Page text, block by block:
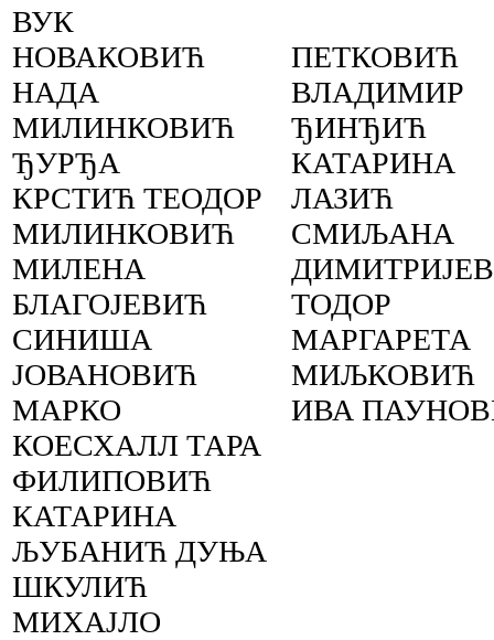
ВУК
НОВАКОВИЋ
НАДА
МИЛИНКОВИЋ
ЂУРЂА
КРСТИЋ ТЕОДОР
МИЛИНКОВИЋ
МИЛЕНА
БЛАГОЈЕВИЋ
СИНИША
ЈОВАНОВИЋ
МАРКО
КОЕСХАЛЛ ТАРА
ФИЛИПОВИЋ
КАТАРИНА
ЉУБАНИЋ ДУЊА
ШКУЛИЋ
МИХАЈЛО
ПЕТКОВИЋ
ВЛАДИМИР
ЂИНЂИЋ
КАТАРИНА
ЛАЗИЋ
СМИЉАНА
ТОДОР
МАРГАРЕТА
МИЉКОВИЋ
ИВА